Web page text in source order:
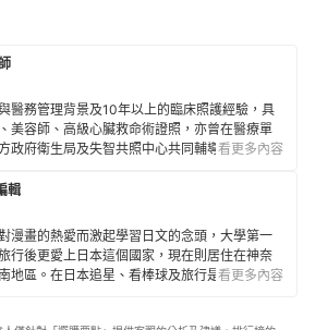
醫務管理背景及10年以上的臨床照護經驗，具
美容師、高級心臟救命術證照，亦曾在醫療單
政府衛生局及失智共照中心共同輔導的失智照
課程參與，進而趨緩疾病惡化程度。熱愛人群
輩互動，期望跨越不同文化族群來協助每位需
們。
簡介
看更多內容
輯
漫畫的熱愛而激起學習日文的念頭，大學第一
行後更愛上日本這個國家，現在則居住在神奈
地區。在日本追星、看棒球及旅行是人生三大
看更多內容